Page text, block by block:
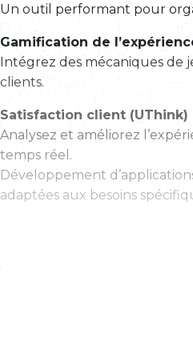
Un outil performant pour
Gamification de
Intégrez des mécaniques de
clients.
Satisfaction client (UThink)
Analysez et améliorez
temps réel.
Développement
adaptées aux besoins